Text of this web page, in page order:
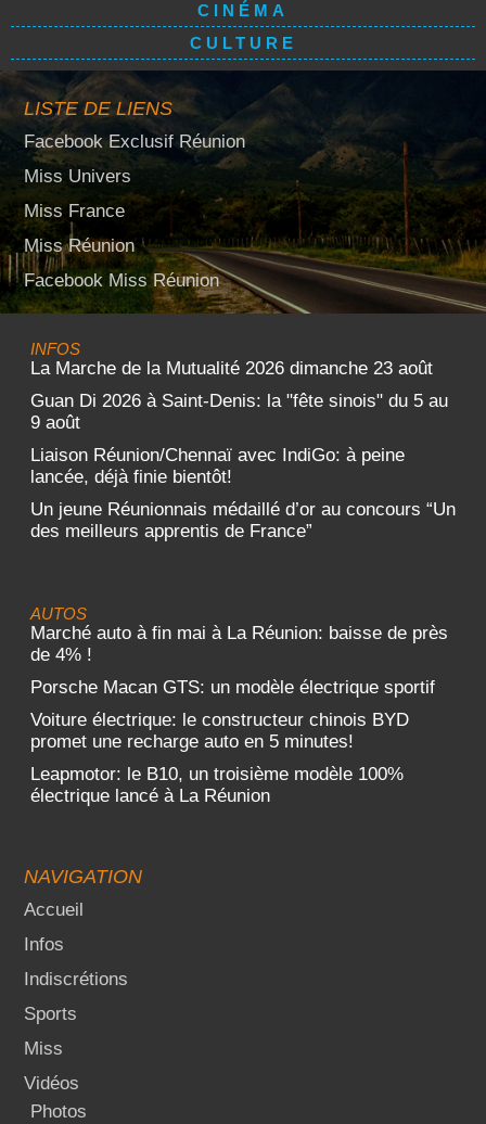
CINÉMA
CULTURE
LISTE DE LIENS
Facebook Exclusif Réunion
Miss Univers
Miss France
Miss Réunion
Facebook Miss Réunion
INFOS
La Marche de la Mutualité 2026 dimanche 23 août
Guan Di 2026 à Saint-Denis: la "fête sinois" du 5 au
9 août
Liaison Réunion/Chennaï avec IndiGo: à peine
lancée, déjà finie bientôt!
Un jeune Réunionnais médaillé d’or au concours “Un
des meilleurs apprentis de France”
AUTOS
Marché auto à fin mai à La Réunion: baisse de près
de 4% !
Porsche Macan GTS: un modèle électrique sportif
Voiture électrique: le constructeur chinois BYD
promet une recharge auto en 5 minutes!
Leapmotor: le B10, un troisième modèle 100%
électrique lancé à La Réunion
NAVIGATION
Accueil
Infos
Indiscrétions
Sports
Miss
Vidéos
Photos